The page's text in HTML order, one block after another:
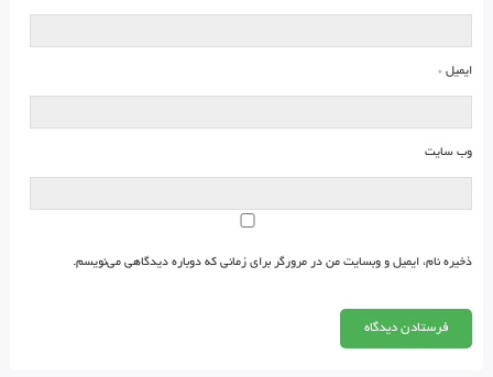
ایمیل *
وب‌ سایت
ذخیره نام، ایمیل و وبسایت من در مرورگر برای زمانی که دوباره دیدگاهی می‌نویسم.